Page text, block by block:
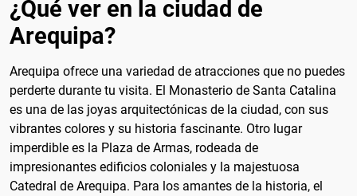
¿Qué ver en la ciudad de
Arequipa?
Arequipa ofrece una variedad de atracciones que no puedes
perderte durante tu visita. El Monasterio de Santa Catalina
es una de las joyas arquitectónicas de la ciudad, con sus
vibrantes colores y su historia fascinante. Otro lugar
imperdible es la Plaza de Armas, rodeada de
impresionantes edificios coloniales y la majestuosa
Catedral de Arequipa. Para los amantes de la historia, el